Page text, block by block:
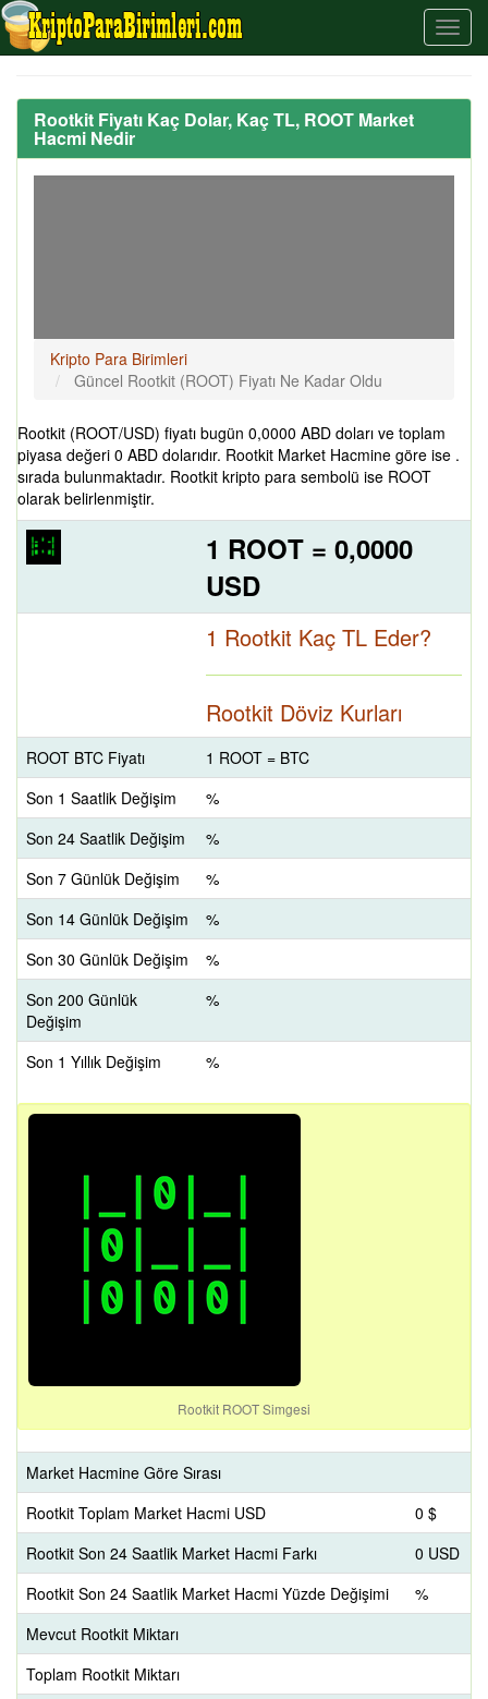
Rootkit Fiyatı Kaç Dolar, Kaç TL, ROOT Market
Hacmi Nedir
Kripto Para Birimleri
Güncel Rootkit (ROOT) Fiyatı Ne Kadar Oldu
Rootkit (ROOT/USD) fiyatı bugün 0,0000 ABD doları ve toplam
piyasa değeri 0 ABD dolarıdır. Rootkit Market Hacmine göre ise .
sırada bulunmaktadır. Rootkit kripto para sembolü ise ROOT
olarak belirlenmiştir.
1 ROOT = 0,0000
USD
1 Rootkit Kaç TL Eder?
Rootkit Döviz Kurları
ROOT BTC Fiyatı
1 ROOT = BTC
Son 1 Saatlik Değişim
%
Son 24 Saatlik Değişim
%
Son 7 Günlük Değişim
%
Son 14 Günlük Değişim
%
Son 30 Günlük Değişim
%
Son 200 Günlük
Değişim
%
Son 1 Yıllık Değişim %
Rootkit ROOT Simgesi
Market Hacmine Göre Sırası
Rootkit Toplam Market Hacmi USD
0 $
Rootkit Son 24 Saatlik Market Hacmi Farkı
0 USD
Rootkit Son 24 Saatlik Market Hacmi Yüzde Değişimi
%
Mevcut Rootkit Miktarı
Toplam Rootkit Miktarı